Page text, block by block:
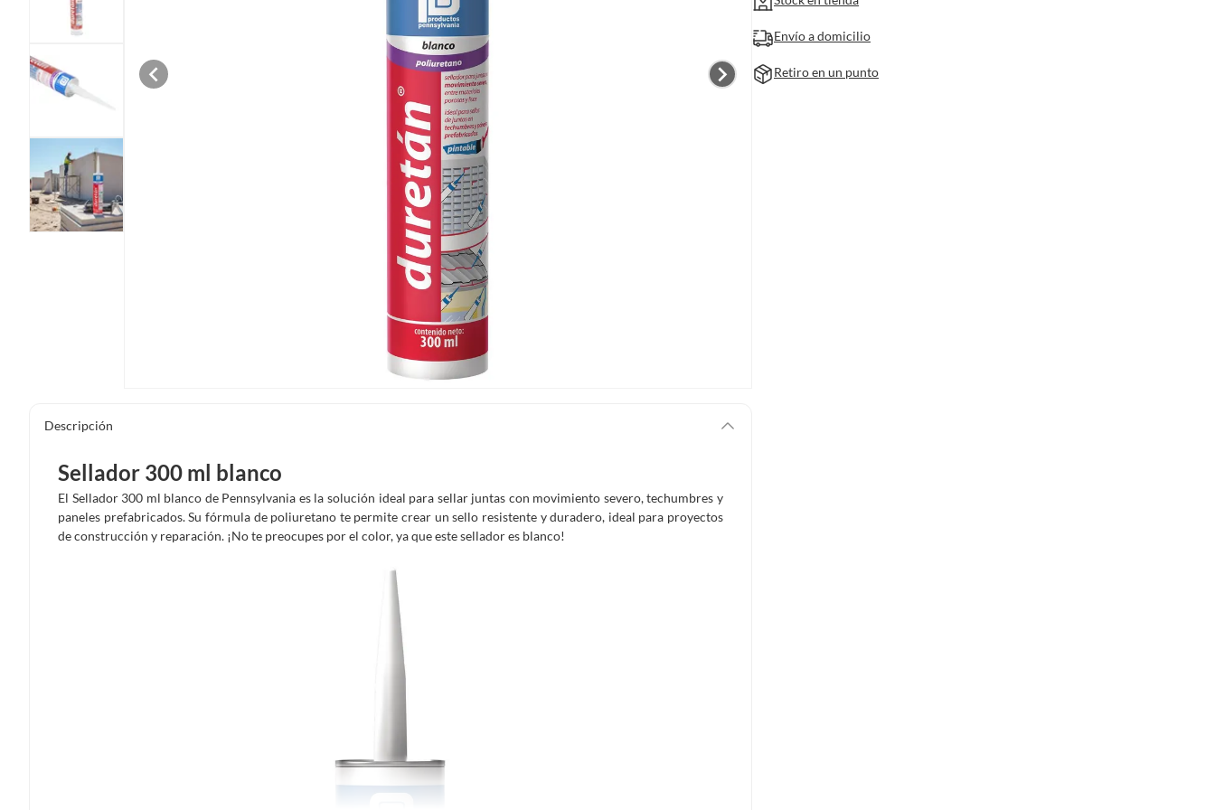
Descripción
Sellador 300 ml blanco
El Sellador 300 ml blanco de Pennsylvania es la solución ideal para sellar juntas con movimiento severo, techumbres y
paneles prefabricados. Su fórmula de poliuretano te permite crear un sello resistente y duradero, ideal para proyectos
de construcción y reparación. ¡No te preocupes por el color, ya que este sellador es blanco!
Envío a domicilio
Retiro en un punto